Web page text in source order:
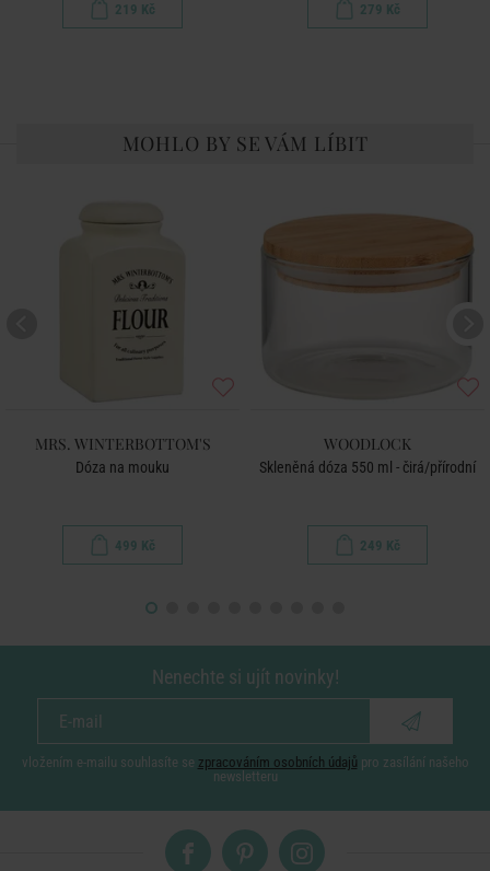
219 Kč 279 Kč
MOHLO BY SE VÁM LÍBIT
MRS. WINTERBOTTOM'S
Dóza na mouku
499 Kč
WOODLOCK
Skleněná dóza 550 ml - čirá/přírodní
249 Kč
Nenechte si ujít novinky!
vložením e-mailu souhlasíte se zpracováním osobních údajů pro zasílání našeho
newsletteru